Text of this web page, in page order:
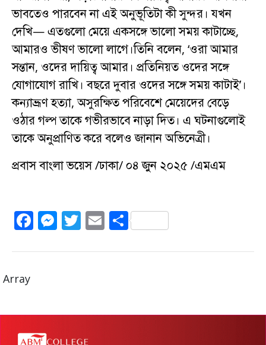
ভাবতেও পারবেন না এই অনুভূতিটা কী সুন্দর। যখন
দেখি— এতগুলো মেয়ে একসঙ্গে ভালো সময় কাটাচ্ছে,
আমারও ভীষণ ভালো লাগে।তিনি বলেন, ‘ওরা আমার
সন্তান, ওদের দায়িত্ব আমার। প্রতিনিয়ত ওদের সঙ্গে
যোগাযোগ রাখি। বছরে দুবার ওদের সঙ্গে সময় কাটাই’।
কন্যাভ্রূণ হত্যা, অসুরক্ষিত পরিবেশে মেয়েদের বেড়ে
ওঠার গল্প তাকে গভীরভাবে নাড়া দিত। এ ঘটনাগুলোই
তাকে অনুপ্রাণিত করে বলেও জানান অভিনেত্রী।
প্রবাস বাংলা ভয়েস /ঢাকা/ ০৪ জুন ২০২৫ /এমএম
F
c
o
o
M
ss
g
er
T
it
E
ai
S
a
Array